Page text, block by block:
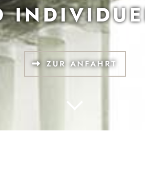
ZUR ANFAHRT